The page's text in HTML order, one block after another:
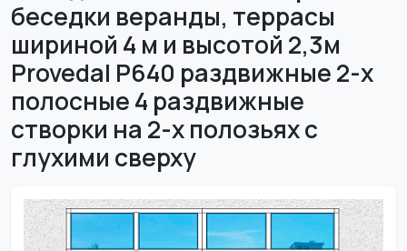
беседки веранды, террасы
шириной 4 м и высотой 2,3м
Provedal P640 раздвижные 2-х
полосные 4 раздвижные
створки на 2-х полозьях с
глухими сверху